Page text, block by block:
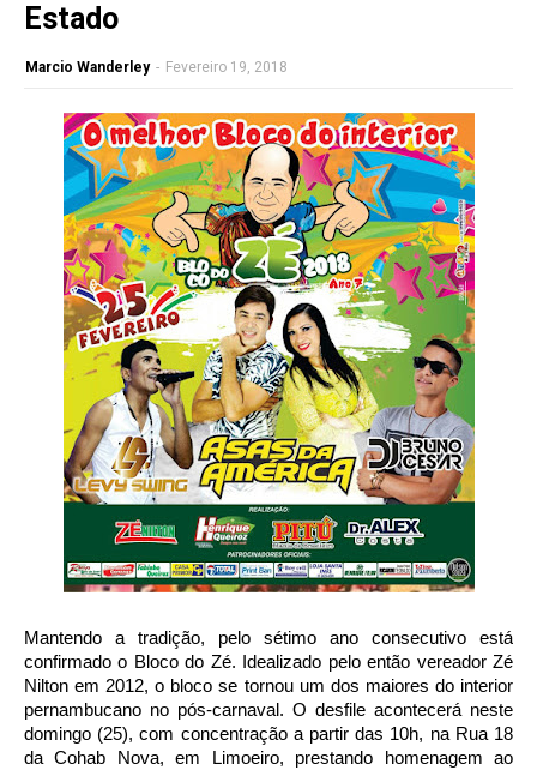
Estado
Marcio Wanderley - Fevereiro 19, 2018
Mantendo a tradição, pelo sétimo ano consecutivo está
confirmado o Bloco do Zé. Idealizado pelo então vereador Zé
Nilton em 2012, o bloco se tornou um dos maiores do interior
pernambucano no pós-carnaval. O desfile acontecerá neste
domingo (25), com concentração a partir das 10h, na Rua 18
da Cohab Nova, em Limoeiro, prestando homenagem ao